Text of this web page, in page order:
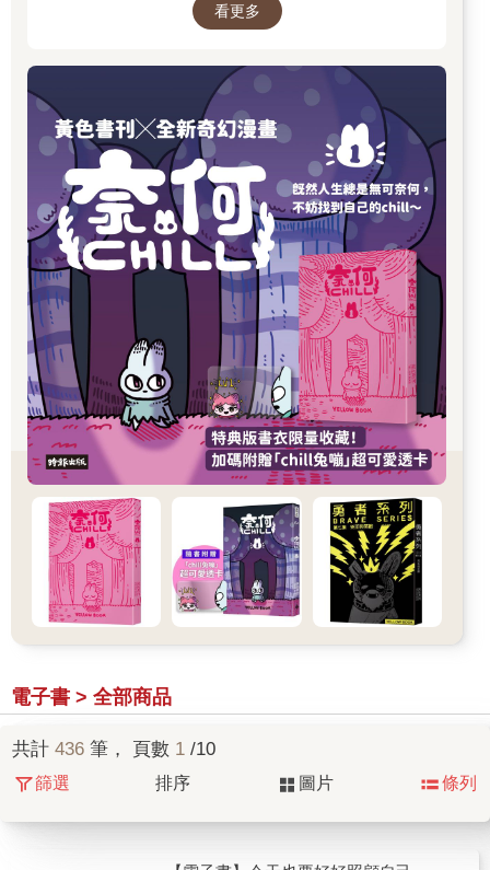
的瞬間，都在他的筆下化成令人會心一笑、又忍
男子變成兔子的異世界冒險，開啟全新故事篇
章，更推出限量書衣版值得收藏。無論是第一次
認識黃色書刊，或想一次補齊歷年代表作，這裡
都是走進黃色書刊漫畫世界的最佳入口。
看更多
電子書 > 全部商品
共計 436 筆， 頁數 1 /10
篩選 排序 圖片 條列